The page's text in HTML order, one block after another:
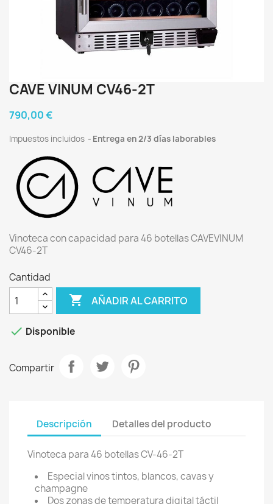
CAVE VINUM CV46-2T
790,00 €
Impuestos incluidos Entrega en 2/3 días laborables
Vinoteca con capacidad para 46 botellas CAVEVINUM
CV46-2T
Cantidad
 AÑADIR AL CARRITO
 Disponible
Compartir
Descripción Detalles del producto
Vinoteca para 46 botellas CV-46-2T
Especial vinos tintos, blancos, cavas y
champagne
Dos zonas de temperatura digital táctil